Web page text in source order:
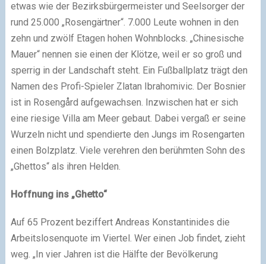
etwas wie der Bezirksbürgermeister und Seelsorger der
rund 25.000 „Rosengärtner“. 7.000 Leute wohnen in den
zehn und zwölf Etagen hohen Wohnblocks. „Chinesische
Mauer“ nennen sie einen der Klötze, weil er so groß und
sperrig in der Landschaft steht. Ein Fußballplatz trägt den
Namen des Profi-Spieler Zlatan Ibrahomivic. Der Bosnier
ist in Rosengård aufgewachsen. Inzwischen hat er sich
eine riesige Villa am Meer gebaut. Dabei vergaß er seine
Wurzeln nicht und spendierte den Jungs im Rosengarten
einen Bolzplatz. Viele verehren den berühmten Sohn des
„Ghettos“ als ihren Helden.
Hoffnung ins „Ghetto“
Auf 65 Prozent beziffert Andreas Konstantinides die
Arbeitslosenquote im Viertel. Wer einen Job findet, zieht
weg. „In vier Jahren ist die Hälfte der Bevölkerung